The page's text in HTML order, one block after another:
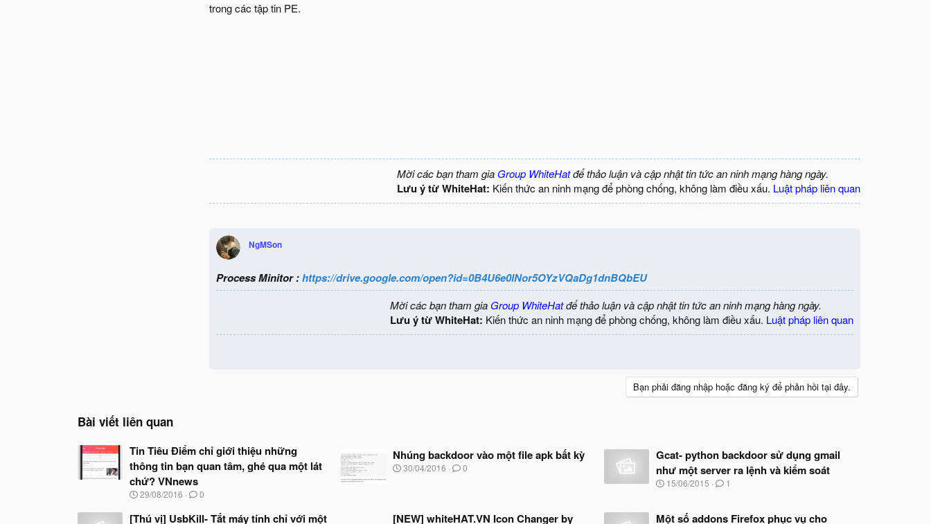
trong các tập tin PE.
Mời các bạn tham gia Group WhiteHatđể thảo luận và cập nhật tin tức an ninh mạng hàng ngày.
Lưu ý từ WhiteHat: Kiến thức an ninh mạng để phòng chống, không làm điều xấu. Luật pháp liên quan
NgMSon
Process Minitor :https://drive.google.com/open?id=0B4U6e0lNor5OYzVQaDg1dnBQbEU
Mời các bạn tham gia Group WhiteHatđể thảo luận và cập nhật tin tức an ninh mạng hàng ngày.
Lưu ý từ WhiteHat: Kiến thức an ninh mạng để phòng chống, không làm điều xấu. Luật pháp liên quan
Bạn phải đăng nhập hoặc đăng ký để phản hồi tại đây.
Bài viết liên quan
Tin Tiêu Điểm chỉ giới thiệu những
thông tin bạn quan tâm, ghé qua một lát
chứ? VNnews
N
à
29/08/2016 0
Nhúng backdoor vào một file apk bất kỳ
N
30/04/2016 0
Gcat- python backdoor sử dụng gmail
như một server ra lệnh và kiểm soát
N
y
15/06/2015 1
[Thú vị] UsbKill- Tắt máy tính chỉ với một [NEW] whiteHAT.VN Icon Changer by Một số addons Firefox phục vụ cho